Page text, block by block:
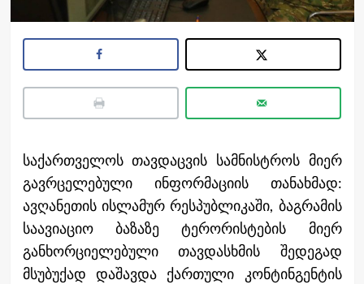
საქართველოს თავდაცვის სამნისტროს მიერ
გავრცელებული ინფორმაციის თანახმად:
ავღანეთის ისლამურ რესპუბლიკაში, ბაგრამის
საავიაციო ბაზაზე ტერორისტების მიერ
განხორციელებული თავდასხმის შედეგად
მსუბუქად დაშავდა ქართული კონტინგენტის